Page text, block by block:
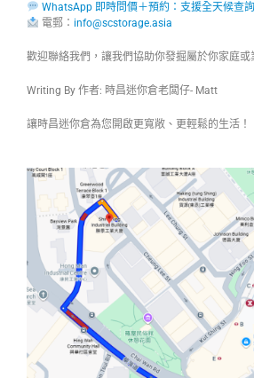
WhatsApp 即時問價＋預約：支援全天候查詢
電郵： info@scstorage.asia
歡迎聯絡我們，讓我們協助你發掘屬於你家庭或
Writing By 作者: 時昌迷你倉老闆仔- Matt
讓時昌迷你倉為您開啟更寬敞、更輕鬆的生活！